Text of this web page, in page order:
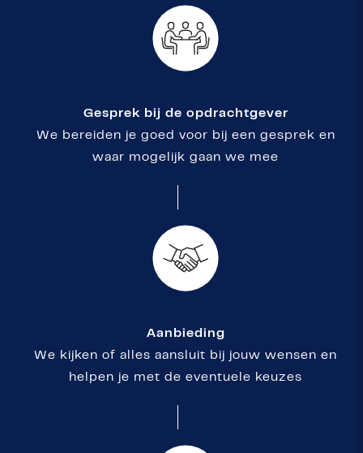
Gesprek bij de opdrachtgever
We bereiden je goed voor bij een gesprek en
waar mogelijk gaan we mee
Aanbieding
We kijken of alles aansluit bij jouw wensen en
helpen je met de eventuele keuzes